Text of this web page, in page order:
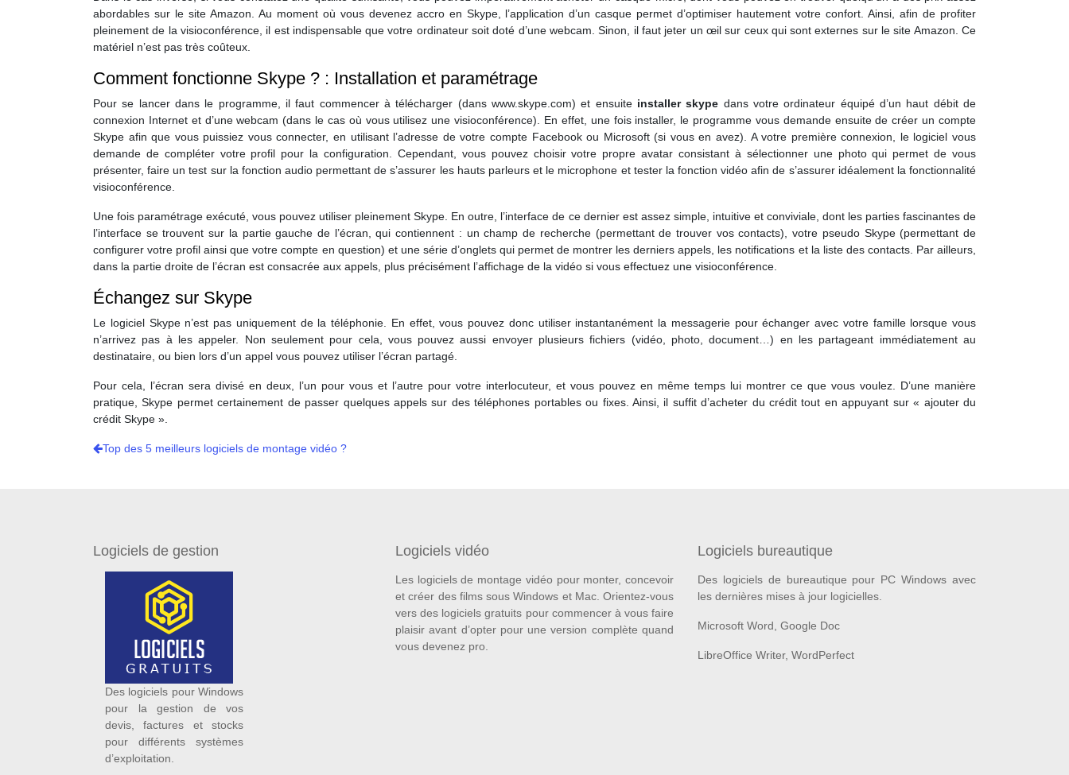
abordables sur le site Amazon. Au moment où vous devenez accro en Skype, l’application d’un casque permet d’optimiser hautement votre confort. Ainsi, afin de profiter
pleinement de la visioconférence, il est indispensable que votre ordinateur soit doté d’une webcam. Sinon, il faut jeter un œil sur ceux qui sont externes sur le site Amazon. Ce
matériel n’est pas très coûteux.
Comment fonctionne Skype ? : Installation et paramétrage
Pour se lancer dans le programme, il faut commencer à télécharger (dans www.skype.com) et ensuite installer skype dans votre ordinateur équipé d’un haut débit de
connexion Internet et d’une webcam (dans le cas où vous utilisez une visioconférence). En effet, une fois installer, le programme vous demande ensuite de créer un compte
Skype afin que vous puissiez vous connecter, en utilisant l’adresse de votre compte Facebook ou Microsoft (si vous en avez). A votre première connexion, le logiciel vous
demande de compléter votre profil pour la configuration. Cependant, vous pouvez choisir votre propre avatar consistant à sélectionner une photo qui permet de vous
présenter, faire un test sur la fonction audio permettant de s’assurer les hauts parleurs et le microphone et tester la fonction vidéo afin de s’assurer idéalement la fonctionnalité
visioconférence.
Une fois paramétrage exécuté, vous pouvez utiliser pleinement Skype. En outre, l’interface de ce dernier est assez simple, intuitive et conviviale, dont les parties fascinantes de
l’interface se trouvent sur la partie gauche de l’écran, qui contiennent : un champ de recherche (permettant de trouver vos contacts), votre pseudo Skype (permettant de
configurer votre profil ainsi que votre compte en question) et une série d’onglets qui permet de montrer les derniers appels, les notifications et la liste des contacts. Par ailleurs,
dans la partie droite de l’écran est consacrée aux appels, plus précisément l’affichage de la vidéo si vous effectuez une visioconférence.
Échangez sur Skype
Le logiciel Skype n’est pas uniquement de la téléphonie. En effet, vous pouvez donc utiliser instantanément la messagerie pour échanger avec votre famille lorsque vous
n’arrivez pas à les appeler. Non seulement pour cela, vous pouvez aussi envoyer plusieurs fichiers (vidéo, photo, document…) en les partageant immédiatement au
destinataire, ou bien lors d’un appel vous pouvez utiliser l’écran partagé.
Pour cela, l’écran sera divisé en deux, l’un pour vous et l’autre pour votre interlocuteur, et vous pouvez en même temps lui montrer ce que vous voulez. D’une manière
pratique, Skype permet certainement de passer quelques appels sur des téléphones portables ou fixes. Ainsi, il suffit d’acheter du crédit tout en appuyant sur « ajouter du
crédit Skype ».
Top des 5 meilleurs logiciels de montage vidéo ?
Logiciels de gestion
Des logiciels pour Windows
pour la gestion de vos
devis, factures et stocks
pour différents systèmes
d’exploitation.
Logiciels vidéo
Les logiciels de montage vidéo pour monter, concevoir
et créer des films sous Windows et Mac. Orientez-vous
vers des logiciels gratuits pour commencer à vous faire
plaisir avant d’opter pour une version complète quand
vous devenez pro.
Logiciels bureautique
Des logiciels de bureautique pour PC Windows avec
les dernières mises à jour logicielles.
Microsoft Word, Google Doc
LibreOffice Writer, WordPerfect